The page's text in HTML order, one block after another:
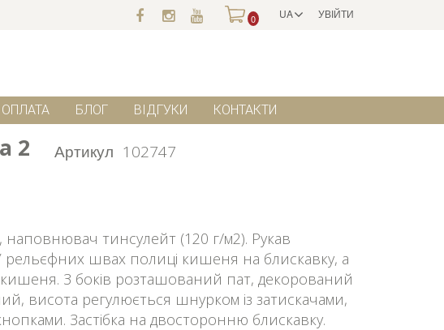
УВІЙТИ
UA
0
БЛОГ ВІДГУКИ КОНТАКТИ
2 Артикул 102747
наповнювач тинсулейт (120 г/м2). Рукав
швах полиці кишеня на блискавку, а
кишеня. З боків розташований пат, декорований
висота регулюється шнурком із затискачами,
Застібка на двосторонню блискавку.